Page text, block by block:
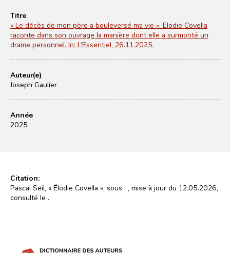
Titre
« Le décès de mon père a bouleversé ma vie ». Elodie Covella
raconte dans son ouvrage la manière dont elle a surmonté un
drame personnel. In: L’Essentiel, 26.11.2025.
Auteur(e)
Joseph Gaulier
Année
2025
Citation:
Pascal Seil, « Élodie Covella », sous : , mise à jour du 12.05.2026,
consulté le .